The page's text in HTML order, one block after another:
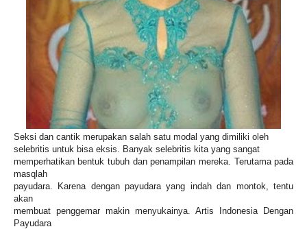
Seksi dan cantik merupakan salah satu modal yang dimiliki oleh
selebritis untuk bisa eksis. Banyak selebritis kita yang sangat
memperhatikan bentuk tubuh dan penampilan mereka. Terutama pada
masqlah
payudara. Karena dengan payudara yang indah dan montok, tentu
akan
membuat penggemar makin menyukainya. Artis Indonesia Dengan
Payudara